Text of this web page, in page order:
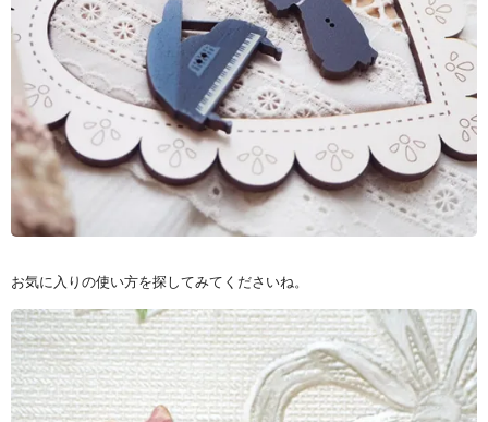
お気に入りの使い方を探してみてくださいね。